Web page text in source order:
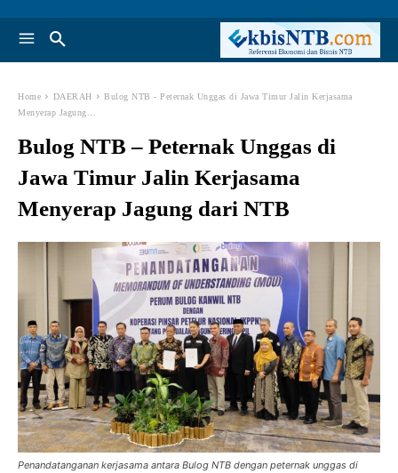
Home DAERAH
Bulog NTB - Peternak Unggas di Jawa Timur Jalin Kerjasama
Menyerap Jagung...
Bulog NTB – Peternak Unggas di
Jawa Timur Jalin Kerjasama
Menyerap Jagung dari NTB
Penandatanganan kerjasama antara Bulog NTB dengan peternak unggas di